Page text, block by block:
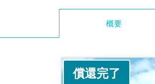
概要
償還完了